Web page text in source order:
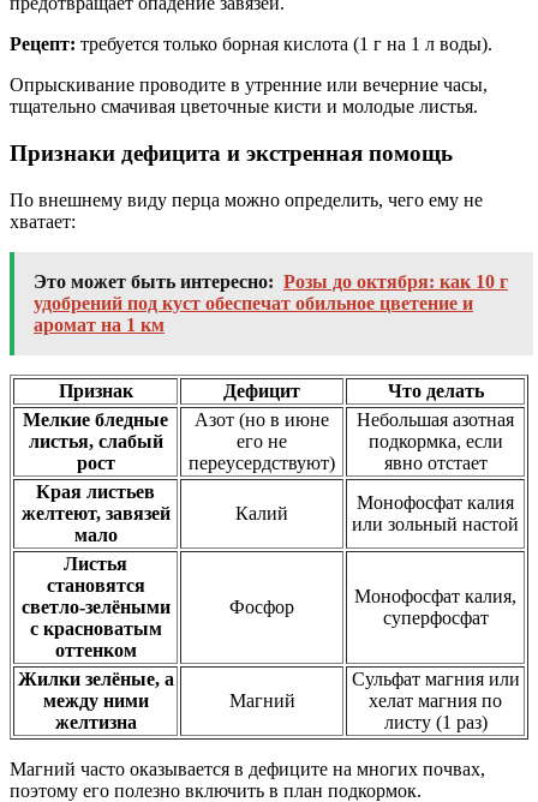
Рецепт: требуется только борная кислота (1 г на 1 л воды).
Опрыскивание проводите в утренние или вечерние часы,
тщательно смачивая цветочные кисти и молодые листья.
Признаки дефицита и экстренная помощь
По внешнему виду перца можно определить, чего ему не
хватает:
Это может быть интересно: Розы до октября: как 10 г
удобрений под куст обеспечат обильное цветение и
аромат на 1 км
Признак Дефицит Чтоделать
Мелкие бледные
листья, слабый
рост
Азот (но в июне
его не
переусердствуют)
Небольшая азотная
подкормка, если
явно отстает
Края листьев
желтеют, завязей
мало
Калий
Монофосфат калия
или зольный настой
Листья
становятся
светло-зелёными
с красноватым
оттенком
Фосфор
Монофосфат калия,
суперфосфат
Жилки зелёные, а
между ними
желтизна
Магний
Сульфат магния или
хелат магния по
листу (1 раз)
Магний часто оказывается в дефиците на многих почвах,
поэтому его полезно включить в план подкормок.